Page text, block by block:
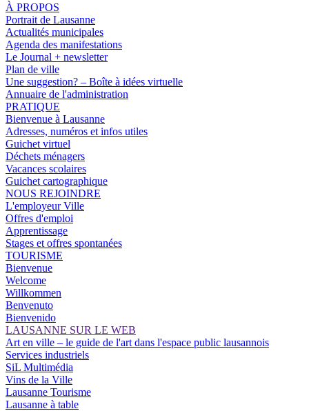
À PROPOS
Portrait de Lausanne
Actualités municipales
Agenda des manifestations
Le Journal + newsletter
Plan de ville
Une suggestion? – Boîte à idées virtuelle
Annuaire de l'administration
PRATIQUE
Bienvenue à Lausanne
Adresses, numéros et infos utiles
Guichet virtuel
Déchets ménagers
Vacances scolaires
Guichet cartographique
NOUS REJOINDRE
L'employeur Ville
Offres d'emploi
Apprentissage
Stages et offres spontanées
TOURISME
Bienvenue
Welcome
Willkommen
Benvenuto
Bienvenido
LAUSANNE SUR LE WEB
Art en ville – le guide de l'art dans l'espace public lausannois
Services industriels
SiL Multimédia
Vins de la Ville
Lausanne Tourisme
Lausanne à table